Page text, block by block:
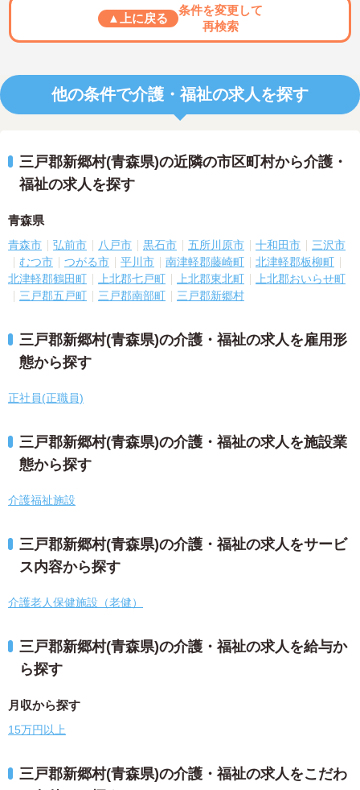
▲上に戻る
条件を変更して
再検索
他の条件で介護・福祉の求人を探す
三戸郡新郷村(青森県)の近隣の市区町村から介護・
福祉の求人を探す
青森県
青森市 弘前市 八戸市 黒石市 五所川原市 十和田市
三沢市
むつ市
つがる市 平川市 南津軽郡藤崎町
北津軽郡板柳町
北津軽郡鶴田町
上北郡七戸町 上北郡東北町
上北郡おいらせ町
三戸郡五戸町
三戸郡南部町 三戸郡新郷村
三戸郡新郷村(青森県)の介護・福祉の求人を雇用形
態から探す
正社員(正職員)
三戸郡新郷村(青森県)の介護・福祉の求人を施設業
態から探す
介護福祉施設
三戸郡新郷村(青森県)の介護・福祉の求人をサービ
ス内容から探す
介護老人保健施設（老健）
三戸郡新郷村(青森県)の介護・福祉の求人を給与か
ら探す
月収から探す
15万円以上
三戸郡新郷村(青森県)の介護・福祉の求人をこだわ